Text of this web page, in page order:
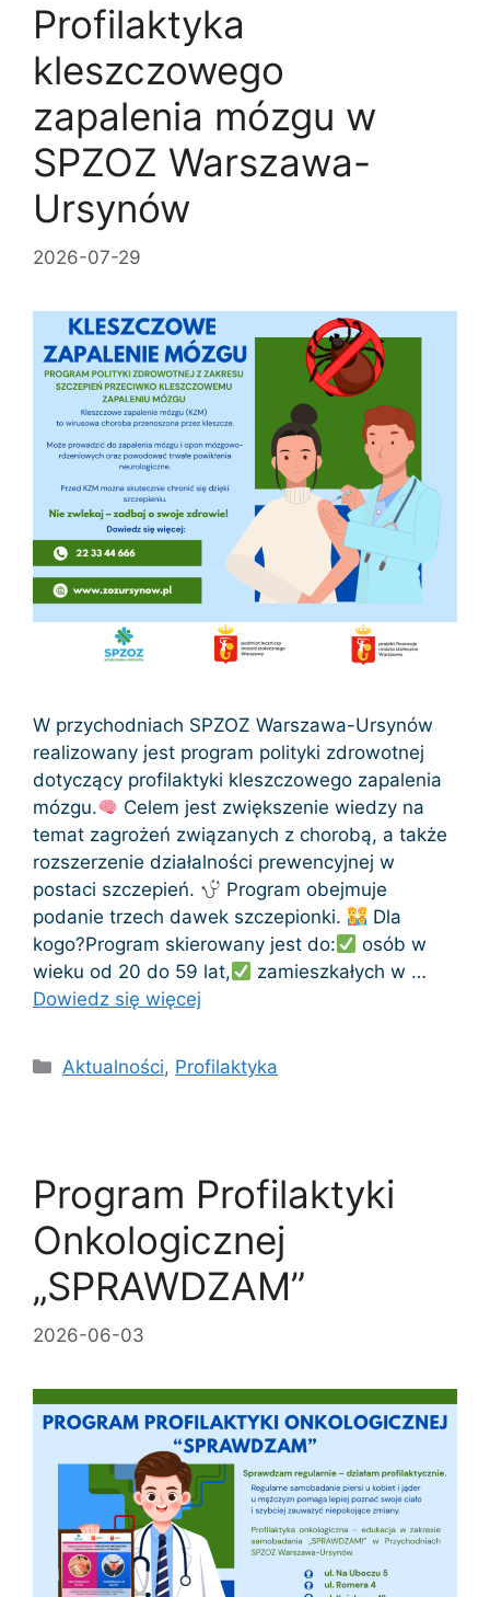
Profilaktyka
kleszczowego
zapalenia mózgu w
SPZOZ Warszawa-
Ursynów
2026-07-29
W przychodniach SPZOZ Warszawa-Ursynów
realizowany jest program polityki zdrowotnej
dotyczący profilaktyki kleszczowego zapalenia
mózgu.
Celem jest zwiększenie wiedzy na
temat zagrożeń związanych z chorobą, a także
rozszerzenie działalności prewencyjnej w
postaci szczepień.
Program obejmuje
podanie trzech dawek szczepionki.
Dla
kogo?Program skierowany jest do:
osób w
wieku od 20 do 59 lat,
zamieszkałych w …
Dowiedz się więcej
Kategorie
Aktualności, Profilaktyka
Program Profilaktyki
Onkologicznej
„SPRAWDZAM”
2026-06-03